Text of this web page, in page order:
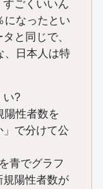
すごくいいん
になったとい
と同じで、
、日本人は特
い?
陽性者数を
」で分けて公
青でグラフ
規陽性者数が